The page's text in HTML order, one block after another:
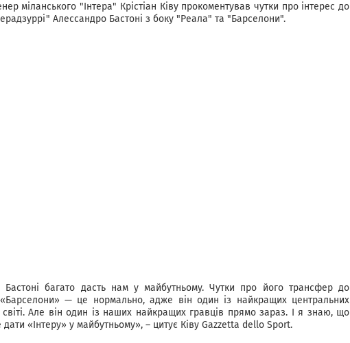
міланського "Інтера" Крістіан Ківу прокоментував чутки про інтерес до
Алессандро Бастоні з боку "Реала" та "Барселони".
Бастоні багато дасть нам у майбутньому. Чутки про його трансфер до
— це нормально, адже він один із найкращих центральних
світі. Але він один із наших найкращих гравців прямо зараз. І я знаю, що
дати «Інтеру» у майбутньому», – цитує Ківу Gazzetta dello Sport.